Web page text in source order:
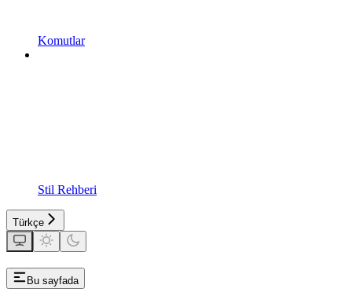
Komutlar
Stil Rehberi
Türkçe
Bu sayfada